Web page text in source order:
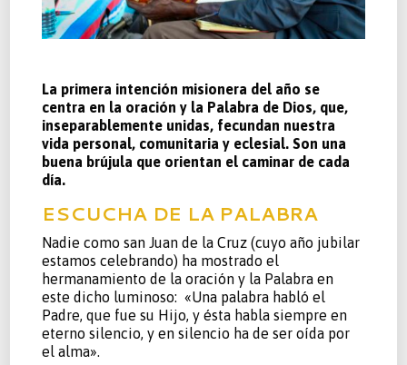
La primera intención misionera del año se
centra en la oración y la Palabra de Dios, que,
inseparablemente unidas, fecundan nuestra
vida personal, comunitaria y eclesial. Son una
buena brújula que orientan el caminar de cada
día.
ESCUCHA DE LA PALABRA
Nadie como san Juan de la Cruz (cuyo año jubilar
estamos celebrando) ha mostrado el
hermanamiento de la oración y la Palabra en
este dicho luminoso: «Una palabra habló el
Padre, que fue su Hijo, y ésta habla siempre en
eterno silencio, y en silencio ha de ser oída por
el alma».